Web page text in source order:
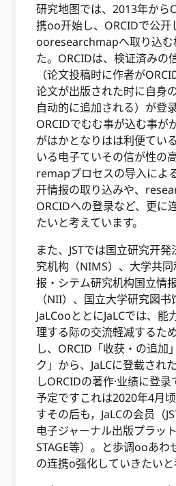
研究地图では、2013年から
携oo开始し、ORCIDで公开
ooresearchmapへ取り込む
た。ORCIDは、検证済みの
（论文投稿时に作者が
论文が出版された时に自身
自动的に追加される）が登
ORCIDでむむ事が込む事が
がはかとなりはは利便てい
いる电子ていその信が性の
remapプロセスの导入によ
开情报の取り込みや、
ORCIDへの登录など、更に
たいと考えています。
また、JSTでは国立研究开
究机构（NIMS）、大学共
报・シテム研究机构国立情
（NII）、国立大学研究図
JaLCooととにJaLCでは、
理する际の交流軽减するた
し、ORCID「收获・の追加
ク」から、JaLCに登载され
しORCIDの著作·业绩に登
予定ですこれは2020年4月
すその后も，JaLCの会员（
电子ジャーナル出版プラッ
STAGE等）。と歩调ooあわ
の连携o强化していきたいと